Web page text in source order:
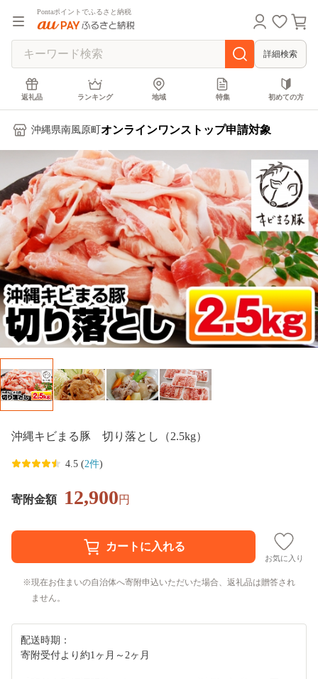
Pontaポイントでふるさと納税
詳細検索
返礼品 ランキング 地域 特集 初めての方
沖縄県南風原町 オンラインワンストップ申請対象
沖縄キビまる豚 切り落とし（2.5kg）
4.5 (2件)
寄附金額 12,900円
お気に入り
現在お住まいの自治体へ寄附申込いただいた場合、返礼品は贈答され
ません。
配送時期：
寄附受付より約1ヶ月～2ヶ月